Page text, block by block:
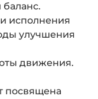
баланс.
исполнения
улучшения
движения.
посвящена